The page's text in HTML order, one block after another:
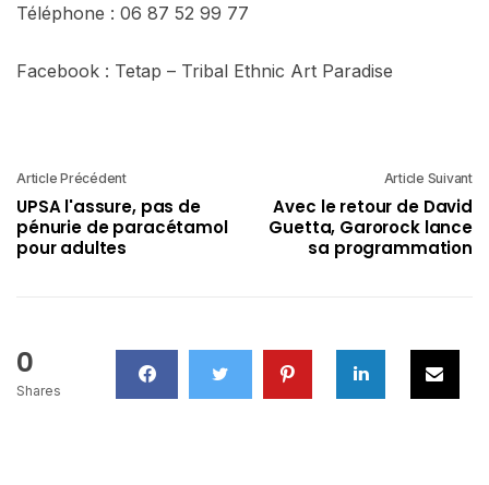
Téléphone : 06 87 52 99 77
Facebook : Tetap – Tribal Ethnic Art Paradise
Article Précédent
UPSA l'assure, pas de
pénurie de paracétamol
pour adultes
Article Suivant
Avec le retour de David
Guetta, Garorock lance
sa programmation
0
Shares